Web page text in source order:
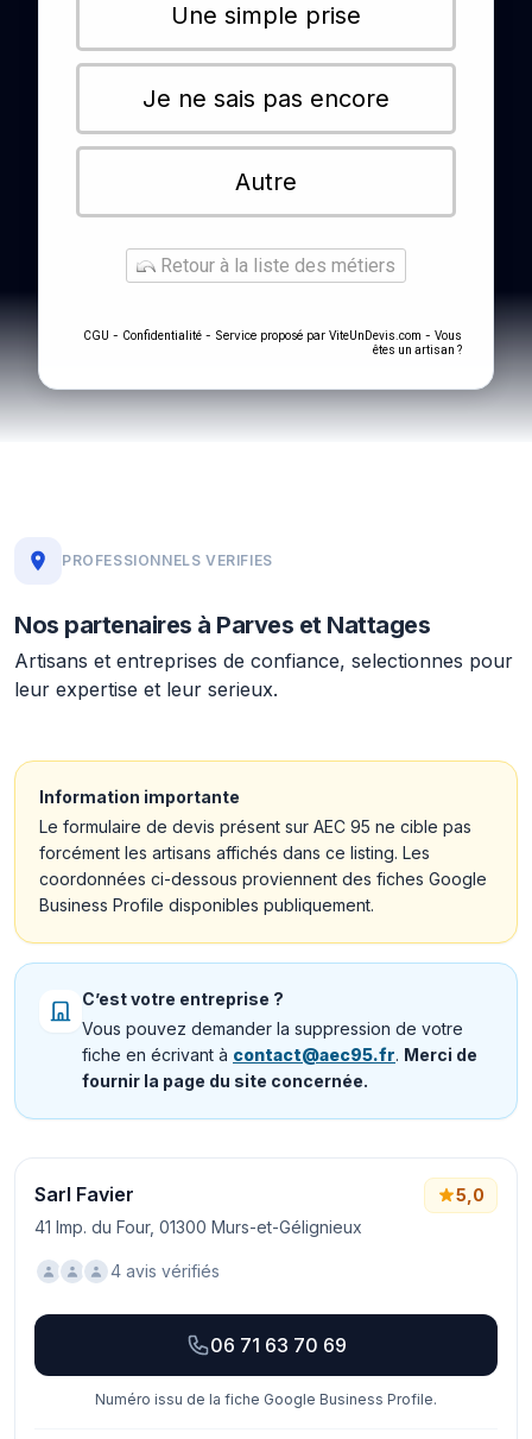
Une simple prise
Je ne sais pas encore
Autre
Retour à la liste des métiers
CGU - Confidentialité - Service proposé par ViteUnDevis.com - Vous
êtes un artisan ?
PROFESSIONNELS VERIFIES
Nos partenaires à Parves et Nattages
Artisans et entreprises de confiance, selectionnes pour
leur expertise et leur serieux.
Information importante
Le formulaire de devis présent sur AEC 95 ne cible pas
forcément les artisans affichés dans ce listing. Les
coordonnées ci-dessous proviennent des fiches Google
Business Profile disponibles publiquement.
C’est votre entreprise ?
Vous pouvez demander la suppression de votre
fiche en écrivant à contact@aec95.fr. Merci de
fournir la page du site concernée.
Sarl Favier
41 Imp. du Four, 01300 Murs-et-Gélignieux
5,0
4 avis vérifiés
06 71 63 70 69
Numéro issu de la fiche Google Business Profile.